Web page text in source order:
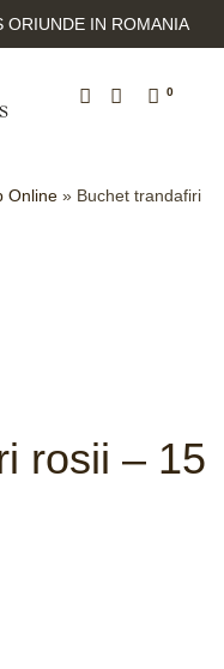
ORIUNDE IN ROMANIA
0
Online » Buchet trandafiri
rosii – 15